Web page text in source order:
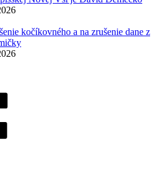
kočíkovného a na zrušenie dane z